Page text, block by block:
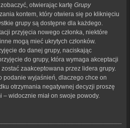
otwierając kartę Grupy
kontem, który otwiera się po kliknięciu
grupy są dostępne dla każdego.
przyjęcia nowego członka, niektóre
mogą mieć ukrytych członków.
do danej grupy, naciskając
do grupy, która wymaga akceptacji
zaakceptowana przez lidera grupy.
podanie wyjaśnień, dlaczego chce on
otrzymania negatywnej decyzji proszę
widocznie miał on swoje powody.